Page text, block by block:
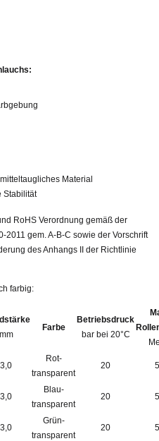
Material
Stabilität
RoHS Verordnung gemäß der
gem. A-B-C sowie der Vorschrift
des Anhangs II der Richtlinie
farbig:
mm
Farbe
Betriebsdruck
bar bei 20°C
3,0
Rot-
transparent
20
3,0
Blau-
transparent
20
3,0
Grün-
transparent
20